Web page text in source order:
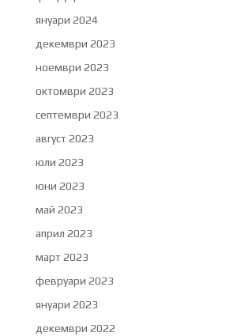
януари 2024
декември 2023
ноември 2023
октомври 2023
септември 2023
август 2023
юли 2023
юни 2023
май 2023
април 2023
март 2023
февруари 2023
януари 2023
декември 2022